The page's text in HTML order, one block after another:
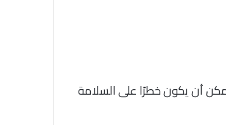
يمكن أن يكون خطرًا على السلامة